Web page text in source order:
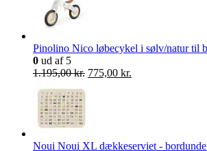
var:
Pinolino Nico løbecykel i sølv/natur til
0 ud af 5
1.195,00kr. Den
775,00 kr.
Noui Noui XL dækkeserviet -